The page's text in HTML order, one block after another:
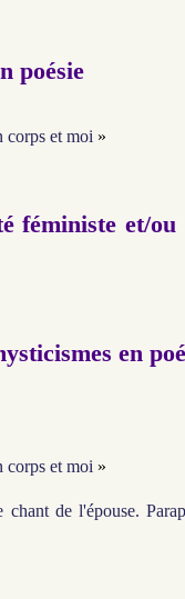
poésie
corps et moi »
féministe et/
en
corps et moi »
chant de l'épouse.